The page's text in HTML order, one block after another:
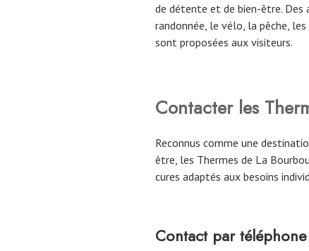
de détente et de bien-être.
randonnée, le vélo, la pêche,
sont proposées aux visiteurs.
Contacter les
Reconnus comme une
être, les Thermes de La
cures adaptés aux besoins
Contact par